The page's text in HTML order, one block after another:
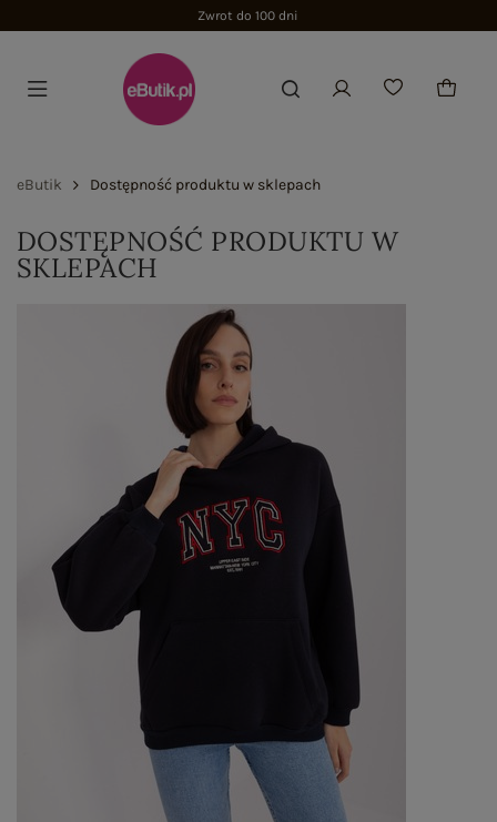
Zwrot do 100 dni
eButik Dostępność produktu w sklepach
DOSTĘPNOŚĆ PRODUKTU W
SKLEPACH